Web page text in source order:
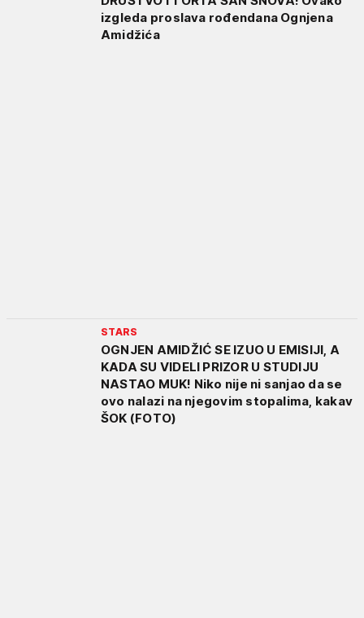
izgleda proslava rođendana Ognjena
Amidžića
STARS
OGNJEN AMIDŽIĆ SE IZUO U EMISIJI, A
KADA SU VIDELI PRIZOR U STUDIJU
NASTAO MUK! Niko nije ni sanjao da se
ovo nalazi na njegovim stopalima, kakav
ŠOK (FOTO)